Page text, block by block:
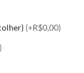
(+R$0,00)